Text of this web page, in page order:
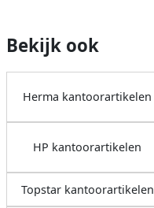
Bekijk ook
Herma kantoorartikelen
HP kantoorartikelen
Topstar kantoorartikelen